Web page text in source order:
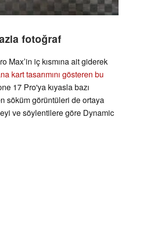
fotoğraf
Max’in iç kısmına ait giderek
kart tasarımını gösteren bu
17 Pro'ya kıyasla bazı
söküm görüntüleri de ortaya
ve söylentilere göre Dynamic